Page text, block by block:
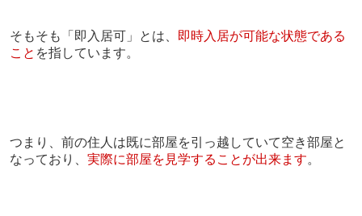
そもそも「即入居可」とは、
即時入居が可能な状態である
こと を指しています。
つまり、前の住人は既に部屋を引っ越していて空き部屋と
なっており、 実際に部屋を見学することが出来ます。